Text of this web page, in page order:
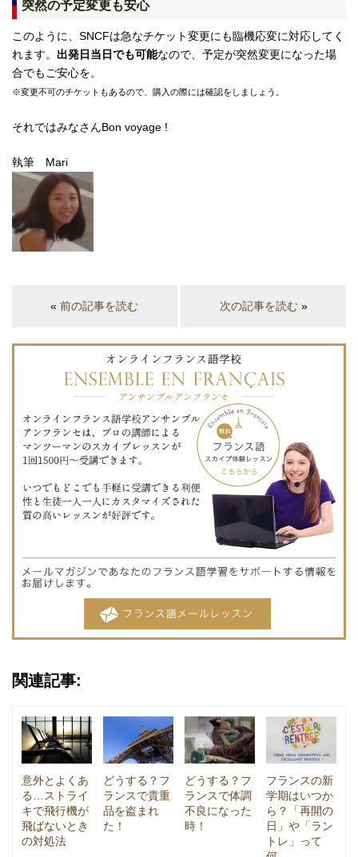
突然の予定変更も安心
このように、SNCFは急なチケット変更にも臨機応変に対応してく
れます。 出発日当日でも可能なので、予定が突然変更になった場
合でもご安心を。
※変更不可のチケットもあるので、購入の際には確認をしましょう。
それではみなさんBon voyage !
執筆 Mari
«前の記事を読む 次の記事を読む»
関連記事:
意外とよくあ
る…ストライ
キで飛行機が
飛ばないとき
の対処法
どうする？フ
ランスで貴重
品を盗まれ
た！
どうする？フ
ランスで体調
不良になった
時！
フランスの新
学期はいつか
ら？「再開の
日」や「ラン
トレ」って